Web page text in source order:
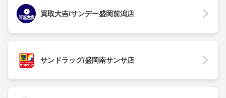
買取大吉/サンデー盛岡前潟店
サンドラッグ/盛岡南サンサ店